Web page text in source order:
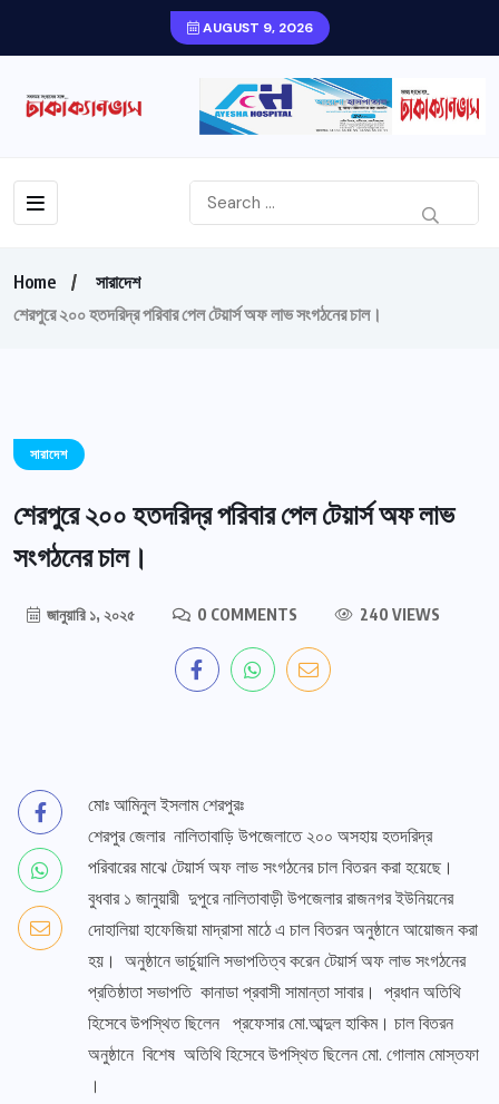
AUGUST 9, 2026
Home
সারাদেশ
শেরপুরে ২০০ হতদরিদ্র পরিবার পেল টেয়ার্স অফ লাভ সংগঠনের চাল।
সারাদেশ
শেরপুরে ২০০ হতদরিদ্র পরিবার পেল টেয়ার্স অফ লাভ
সংগঠনের চাল।
জানুয়ারি ১, ২০২৫ 0 COMMENTS 240 VIEWS
মোঃ আমিনুল ইসলাম শেরপুরঃ
শেরপুর জেলার নালিতাবাড়ি উপজেলাতে ২০০ অসহায় হতদরিদ্র
পরিবারের মাঝে টেয়ার্স অফ লাভ সংগঠনের চাল বিতরন করা হয়েছে।
বুধবার ১ জানুয়ারী দুপুরে নালিতাবাড়ী উপজেলার রাজনগর ইউনিয়নের
দোহালিয়া হাফেজিয়া মাদ্রাসা মাঠে এ চাল বিতরন অনুষ্ঠানে আয়োজন করা
হয়। অনুষ্ঠানে ভার্চুয়ালি সভাপতিত্ব করেন টেয়ার্স অফ লাভ সংগঠনের
প্রতিষ্ঠাতা সভাপতি কানাডা প্রবাসী সামান্তা সাবার। প্রধান অতিথি
হিসেবে উপস্থিত ছিলেন প্রফেসার মো.আব্দুল হাকিম। চাল বিতরন
অনুষ্ঠানে বিশেষ অতিথি হিসেবে উপস্থিত ছিলেন মো. গোলাম মোস্তফা
।